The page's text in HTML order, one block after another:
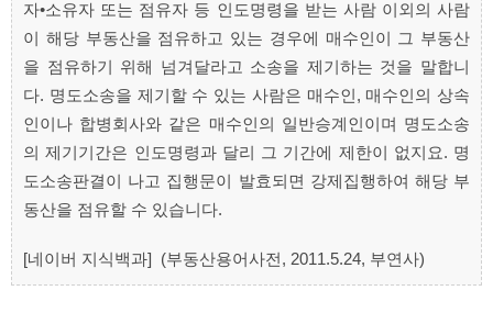
자•소유자 또는 점유자 등 인도명령을 받는 사람 이외의 사람
이 해당 부동산을 점유하고 있는 경우에 매수인이 그 부동산
을 점유하기 위해 넘겨달라고 소송을 제기하는 것을 말합니
다. 명도소송을 제기할 수 있는 사람은 매수인, 매수인의 상속
인이나 합병회사와 같은 매수인의 일반승계인이며 명도소송
의 제기기간은 인도명령과 달리 그 기간에 제한이 없지요. 명
도소송판결이 나고 집행문이 발효되면 강제집행하여 해당 부
동산을 점유할 수 있습니다.
[네이버 지식백과] (부동산용어사전, 2011.5.24, 부연사)